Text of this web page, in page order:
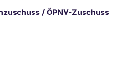
/ ÖPNV-Zuschuss